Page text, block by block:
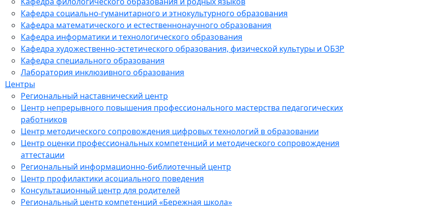
Кафедра социально-гуманитарного и этнокультурного образования
Кафедра математического и естественнонаучного образования
Кафедра информатики и технологического образования
Кафедра художественно-эстетического образования, физической культуры и ОБЗР
Кафедра специального образования
Лаборатория инклюзивного образования
Центры
Региональный наставнический центр
Центр непрерывного повышения профессионального мастерства педагогических
работников
Центр методического сопровождения цифровых технологий в образовании
Центр оценки профессиональных компетенций и методического сопровождения
аттестации
Региональный информационно-библиотечный центр
Центр профилактики асоциального поведения
Консультационный центр для родителей
Региональный центр компетенций «Бережная школа»